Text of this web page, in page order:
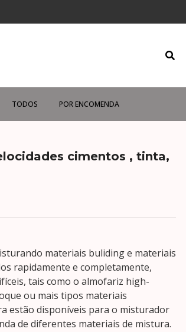
TODOS POR ENCOMENDA
cimentos , tinta,
materiais buliding e materiais
rapidamente e completamente,
tais como o almofariz high-
ou mais tipos materiais
estão disponíveis para o misturador
de diferentes materiais de mistura.